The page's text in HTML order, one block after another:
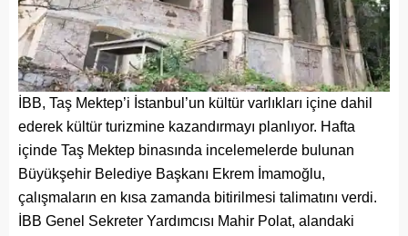
İBB, Taş Mektep’i İstanbul’un kültür varlıkları içine dahil
ederek kültür turizmine kazandırmayı planlıyor. Hafta
içinde Taş Mektep binasında incelemelerde bulunan
Büyükşehir Belediye Başkanı Ekrem İmamoğlu,
çalışmaların en kısa zamanda bitirilmesi talimatını verdi.
İBB Genel Sekreter Yardımcısı Mahir Polat, alandaki